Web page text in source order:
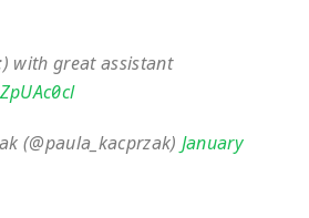
with great assistant
(@paula_kacprzak) January